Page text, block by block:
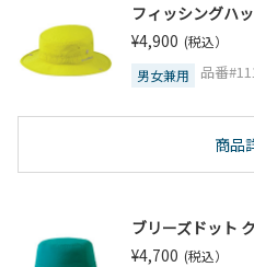
フィッシングハ
¥4,900 (税込）
男女兼用
品番
商品
ブリーズドット
¥4,700 (税込）